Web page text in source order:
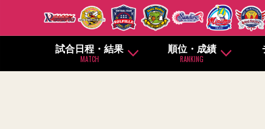
試合日程・結果
MATCH
順位・成績
RANKING